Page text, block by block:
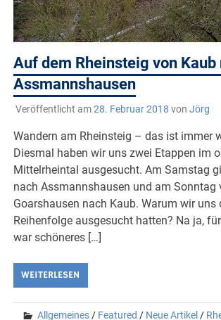
Auf dem Rheinsteig von Kaub
Assmannshausen
Veröffentlicht am28. Februar 2018 von Jörg
Wandern am Rheinsteig – das ist immer
Diesmal haben wir uns zwei Etappen im
Mittelrheintal ausgesucht. Am Samstag
nach Assmannshausen und am Sonntag
Goarshausen nach Kaub. Warum wir uns
Reihenfolge ausgesucht hatten? Na ja,
war schöneres […]
WEITERLESEN
Allgemeines / Featured / Neue Artikel /